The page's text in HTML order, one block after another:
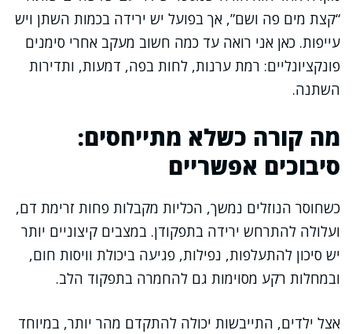
“קצת מים פה ושם”, אך בפועל יש ירידה בכמות השתן ויש
עייפות. כאן אני רואה עד כמה חשוב מעקב אחרי סימנים
פונקציונליים: רמת ערנות, לחות בפה, דמעות, ותדירות
השתנה.
מה קורה כשלא מתייחסים:
סיבוכים אפשריים
כשחוסר הנוזלים נמשך, הכליות מקבלות פחות זרימת דם,
ועלולה להתרחש ירידה בתפקודן. במצבים קיצוניים יותר
יש סיכון להתעלפות, נפילות, פגיעה ביכולת וויסות חום,
ובמחלות רקע מסוימות גם להחמרה בתפקוד הלב.
אצל ילדים, התייבשות יכולה להתקדם מהר יותר, במיוחד